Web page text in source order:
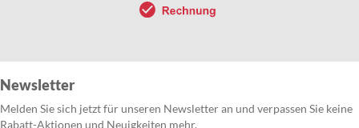
Newsletter
Melden Sie sich jetzt für unseren Newsletter an und verpassen Sie keine
Rabatt-Aktionen und Neuigkeiten mehr.